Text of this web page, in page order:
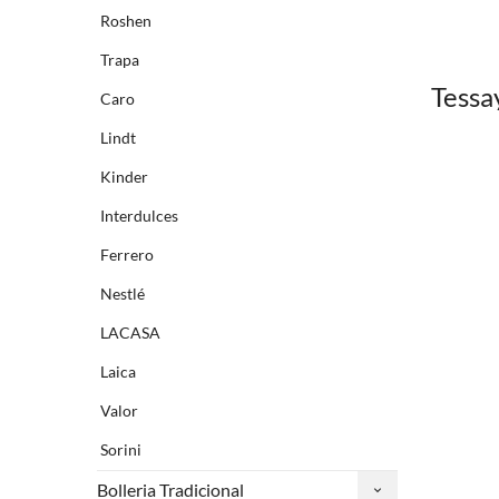
Roshen
Trapa
Caro
Lindt
Kinder
Interdulces
Ferrero
Nestlé
LACASA
Laica
Valor
Sorini
Bolleria Tradicional